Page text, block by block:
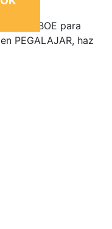
del BOE para
PEGALAJAR, haz